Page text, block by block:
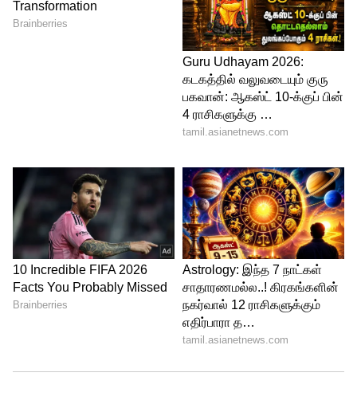
கானை வைத்து இயக்கியது அனைவரும்
அறிந்ததே. அப்போது சுமார் 60 கோடி ரூபாய்
பட்ஜெட்டில் எடுக்கப்பட்ட ஹிந்தி கஜினி
உலக அளவில் 230 கோடிகளை வசூல்